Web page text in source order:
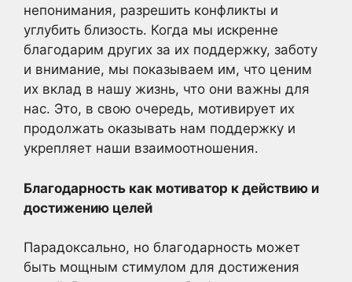
непонимания, разрешить конфликты и
углубить близость. Когда мы искренне
благодарим других за их поддержку, заботу
и внимание, мы показываем им, что ценим
их вклад в нашу жизнь, что они важны для
нас. Это, в свою очередь, мотивирует их
продолжать оказывать нам поддержку и
укрепляет наши взаимоотношения.
Благодарность как мотиватор к действию и
достижению целей
Парадоксально, но благодарность может
быть мощным стимулом для достижения